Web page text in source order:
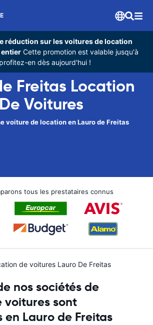
réduction sur les voitures de location
entier Cette promotion est valable jusqu'à
en dès aujourd'hui !
Freitas Location
De Voitures
voiture de location en Lauro de Freitas
tous les prestataires connus
de voitures Lauro De Freitas
nos sociétés de
voitures sont
en Lauro de Freitas